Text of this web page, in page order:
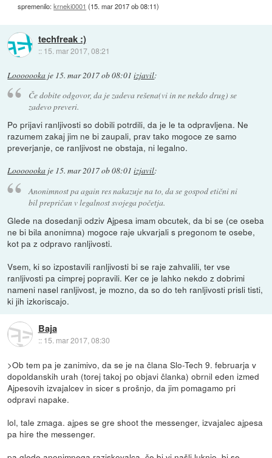
spremenilo:krneki0001 (15. mar 2017 ob 08:11)
techfreak :)
:: 15. mar 2017, 08:21
Looooooka je 15. mar 2017 ob 08:01 izjavil:
Če dobite odgovor, da je zadeva rešena(vi in ne nekdo drug) se
zadevo preveri.
Po prijavi ranljivosti so dobili potrdili, da je le ta odpravljena. Ne
razumem zakaj jim ne bi zaupali, prav tako mogoce ze samo
preverjanje, ce ranljivost ne obstaja, ni legalno.
Looooooka je 15. mar 2017 ob 08:01 izjavil:
Anonimnost pa again res nakazuje na to, da se gospod etični ni
bil prepričan v legalnost svojega početja.
Glede na dosedanji odziv Ajpesa imam obcutek, da bi se (ce oseba
ne bi bila anonimna) mogoce raje ukvarjali s pregonom te osebe,
kot pa z odpravo ranljivosti.
Vsem, ki so izpostavili ranljivosti bi se raje zahvalili, ter vse
ranljivosti pa cimprej popravili. Ker ce je lahko nekdo z dobrimi
nameni nasel ranljivost, je mozno, da so do teh ranljivosti prisli tisti,
ki jih izkoriscajo.
Baja
:: 15. mar 2017, 08:30
>Ob tem pa je zanimivo, da se je na člana Slo-Tech 9. februarja v
dopoldanskih urah (torej takoj po objavi članka) obrnil eden izmed
Ajpesovih izvajalcev in sicer s prošnjo, da jim pomagamo pri
odpravi napake.
lol, tale zmaga. ajpes se gre shoot the messenger, izvajalec ajpesa
pa hire the messenger.